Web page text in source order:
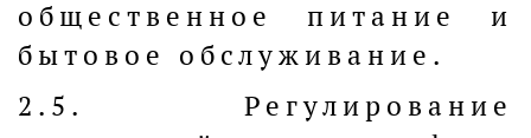
общественное питание и
бытовое обслуживание.
2.5. Регулирование